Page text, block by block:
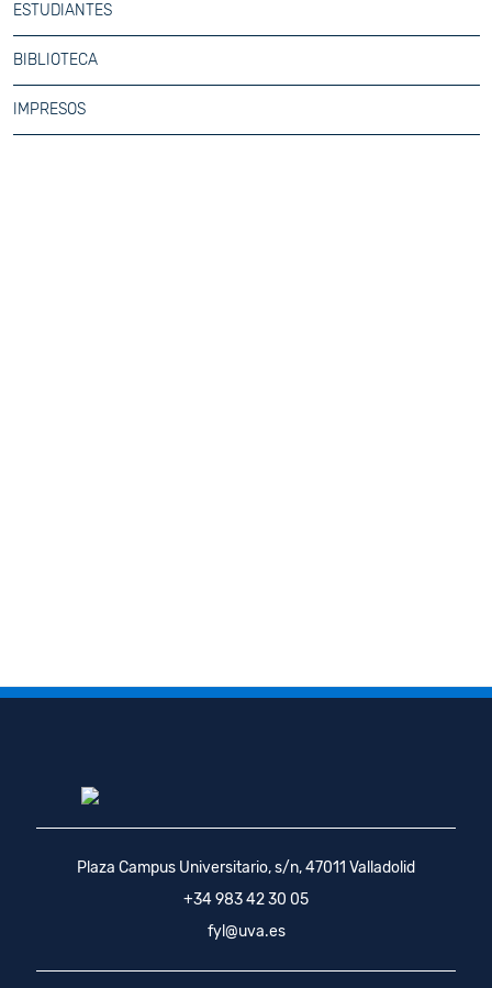
ESTUDIANTES
BIBLIOTECA
IMPRESOS
Plaza Campus Universitario, s/n, 47011 Valladolid
+34 983 42 30 05
fyl@uva.es